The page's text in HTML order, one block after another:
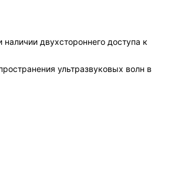
двухстороннего доступа к
ультразвуковых волн в